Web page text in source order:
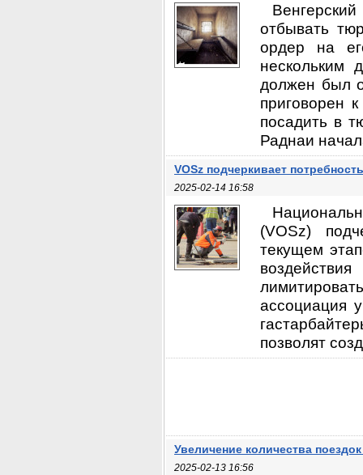
отбывать
ордер на
нескольким
должен был
приговорен
посадить в
Раднаи
VOSz подчеркивает
2025-02-14 16:58
(VOSz)
текущем
ассоциация
позволят
Увеличение количества
2025-02-13 16:56